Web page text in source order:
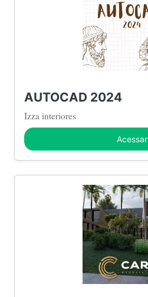
AUTOCAD 2024
Izza interiores
Acessar